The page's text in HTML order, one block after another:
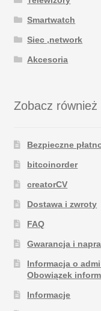
Smartwatch
Siec ,network
Akcesoria
Zobacz również
Bezpieczne
bitcoinorder
creatorCV
Dostawa i zwroty
FAQ
Gwarancja i
Informacja o
Obowiązek
Informacje